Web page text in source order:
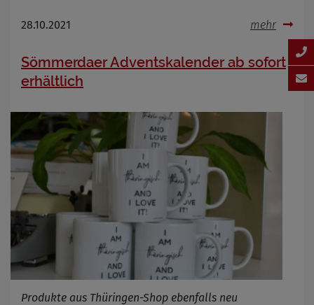
28.10.2021 mehr
Sömmerdaer Adventskalender ab sofort
erhältlich
Produkte aus Thüringen-Shop ebenfalls neu